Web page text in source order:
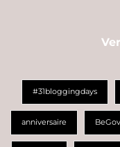
#31bloggingdays
anniversaire BeGov